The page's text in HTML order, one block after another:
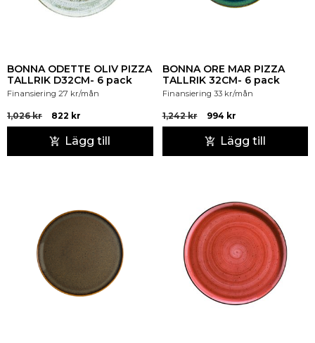
BONNA ODETTE OLIV PIZZA
TALLRIK D32CM- 6 pack
Finansiering 27 kr/mån
1,026kr 822 kr
Lägg till
BONNA ORE MAR PIZZA
TALLRIK 32CM- 6 pack
Finansiering 33 kr/mån
1,242kr 994 kr
Lägg till